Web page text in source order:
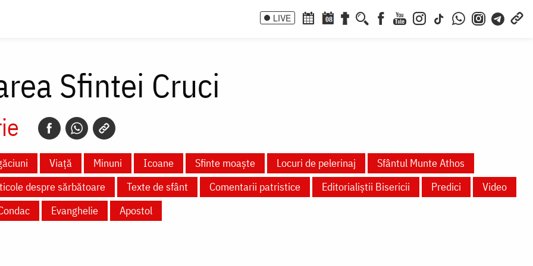
LIVE 08
Sfintei Cruci
Viață Minuni Icoane Sfinte moaște Locuri de pelerinaj
Sfântul Munte Athos
despre sărbătoare Texte de sfânt Comentarii patristice Editorialiștii Bisericii Predici
Video
Evanghelie Apostol